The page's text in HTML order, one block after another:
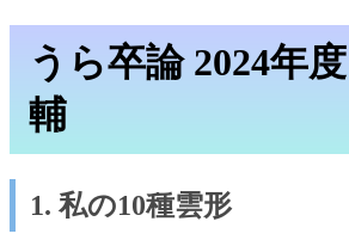
うら卒論 2024年
輔
1. 私の10種雲形